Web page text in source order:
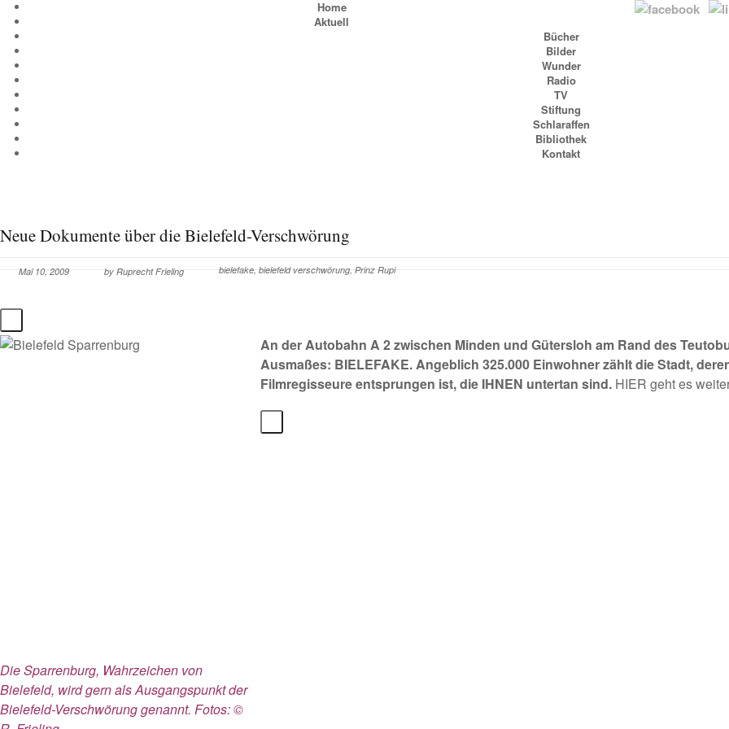
Home
Aktuell
Bücher
Bilder
Wunder
Radio
TV
Stiftung
Schlaraffen
Bibliothek
Kontakt
Neue Dokumente über die Bielefeld-Verschwörung
Mai 10, 2009 by Ruprecht Frieling bielefake, bielefeld verschwörung, Prinz Rupi
Die Sparrenburg, Wahrzeichen von
Bielefeld, wird gern als Ausgangspunkt der
Bielefeld-Verschwörung genannt. Fotos: ©
An der Autobahn A 2 zwischen Minden und Gütersloh am Rand des
Ausmaßes: BIELEFAKE. Angeblich 325.000 Einwohner zählt die Stadt,
Filmregisseure entsprungen ist, die IHNEN untertan sind. HIER geht es